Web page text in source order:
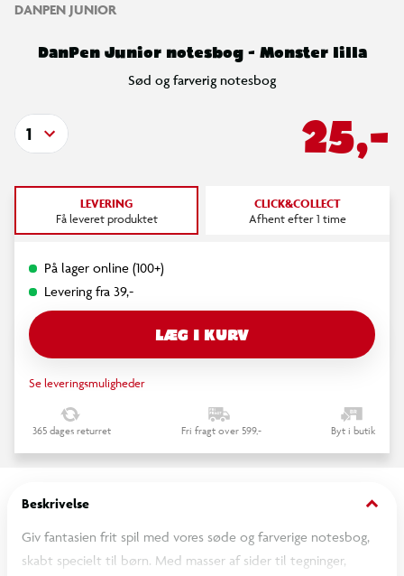
DANPEN JUNIOR
DanPen Junior notesbog - Monster lilla
Sød og farverig notesbog
25,-
1
LEVERING
Få leveret produktet
CLICK&COLLECT
Afhent efter 1 time
På lager online (100+)
Levering fra 39,-
LÆG I KURV
Se leveringsmuligheder
365 dages returret Fri fragt over 599,- Byt i butik
Beskrivelse keyboard_arrow_down
Giv fantasien frit spil med vores søde og farverige notesbog,
skabt specielt til børn. Med masser af sider til tegninger,